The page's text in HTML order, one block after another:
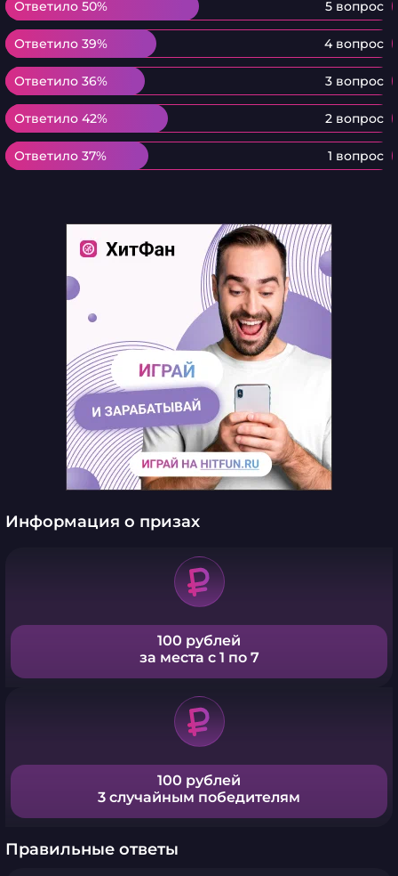
Ответило 50% 5 вопрос
Ответило 50%
Ответило 39% 4 вопрос
Ответило 39%
Ответило 36% 3 вопрос
Ответило 36%
Ответило 42% 2 вопрос
Ответило 42%
Ответило 37% 1 вопрос
Ответило 37%
Информация о призах
100 рублей
за места с 1 по 7
100 рублей
3 случайным победителям
Правильные ответы